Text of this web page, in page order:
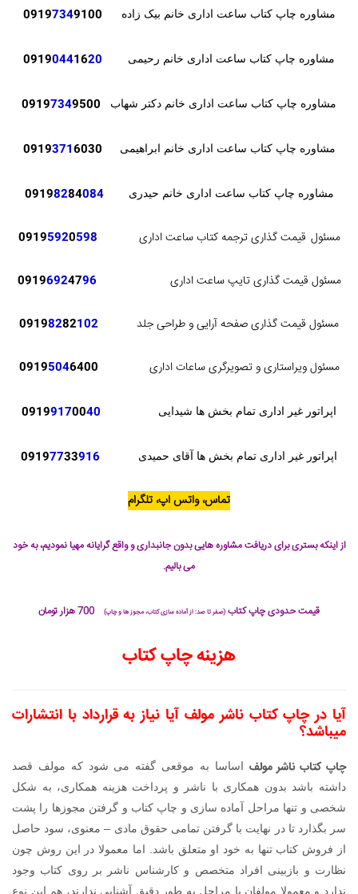
مشاوره چاپ کتاب ساعت اداری خانم بیک زاده 09197349100
مشاوره چاپ کتاب ساعت اداری خانم رحیمی 09190441620
مشاوره چاپ کتاب ساعت اداری خانم دکتر شهاب 09197349500
مشاوره چاپ کتاب ساعت اداری خانم ابراهیمی 3716030
مشاوره چاپ کتاب ساعت اداری خانم حیدری 0919
8284084
مسئول قیمت گذاری ترجمه کتاب ساعت اداری 09195920598
مسئول قیمت گذاری تایپ ساعت اداری 09196924796
مسئول قیمت گذاری صفحه آرایی و طراحی جلد 09198282102
مسئول ویراستاری و تصویرگری ساعات اداری 09195046400
اپراتور غیر اداری تمام بخش ها شیدایی 09199170040
اپراتور غیر اداری تمام بخش ها آقای حمیدی 09197733916
تماس، واتس اپ، تلگرام
از اینکه بستری برای دریافت مشاوره هایی بدون جانبداری و واقع گرایانه مهیا نمودیم، به خود
می بالیم.
قیمت حدودی چاپ کتاب (صفر تا صد: از آماده سازی کتاب، مجوز ها و چاپ)
هزینه چاپ کتاب
آیا در چاپ کتاب ناشر مولف آیا نیاز به قرارداد با انتشارات
میباشد؟
چاپ کتاب ناشر مولف اساسا به موقعی گفته می شود که مولف قصد
داشته باشد بدون همکاری با ناشر و پرداخت هزینه همکاری، به شکل
شخصی و تنها مراحل آماده سازی و چاپ کتاب و گرفتن مجوزها را پشت
سر بگذارد تا در نهایت با گرفتن تمامی حقوق مادی – معنوی، سود حاصل
از فروش کتاب تنها به خود او متعلق باشد. اما معمولا در این روش چون
نظارت و بازبینی افراد متخصص و کارشناس ناشر بر روی کتاب وجود
ندارد و معمولا مولفان با مراحل به طور دقیق آشنایی ندارند، هم این نوع